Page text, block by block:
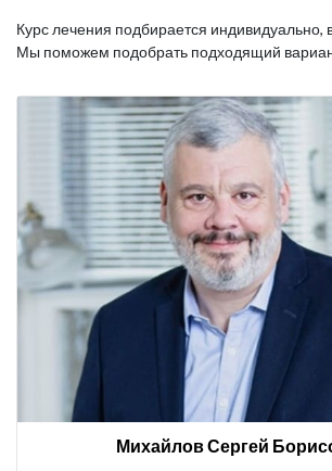
Курс лечения подбирается индивидуально,
Мы поможем подобрать подходящий
Михайлов Сергей